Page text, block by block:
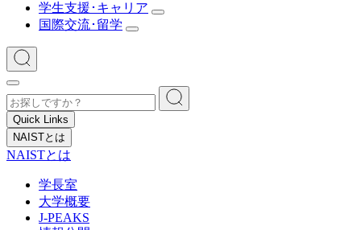
学生支援･キャリア
国際交流･留学
Quick Links
NAISTとは
NAISTとは
学長室
大学概要
J-PEAKS